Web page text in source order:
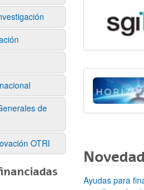
de
OTRI
Ayudas para